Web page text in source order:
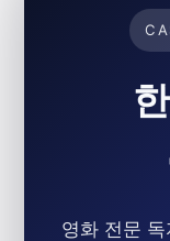
영화 전문